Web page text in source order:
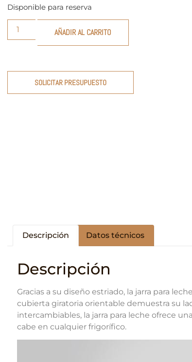
Disponible para reserva
AÑADIR AL CARRITO
SOLICITAR PRESUPUESTO
Descripción Datos técnicos
Descripción
Gracias a su diseño estriado, la jarra para
cubierta giratoria orientable demuestra su
intercambiables, la jarra para leche ofrece
cabe en cualquier frigorífico.